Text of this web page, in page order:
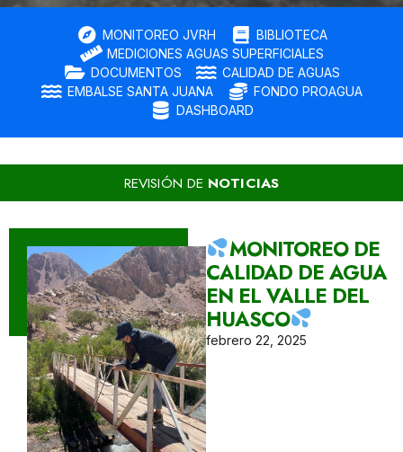
MONITOREO JVRH
BIBLIOTECA
MEDICIONES AGUAS SUPERFICIALES
DOCUMENTOS
CALIDAD DE AGUAS
EMBALSE SANTA JUANA
FONDO PROAGUA
DASHBOARD
REVISIÓN DE NOTICIAS
MONITOREO DE
CALIDAD DE AGUA
EN EL VALLE DEL
HUASCO
febrero 22, 2025